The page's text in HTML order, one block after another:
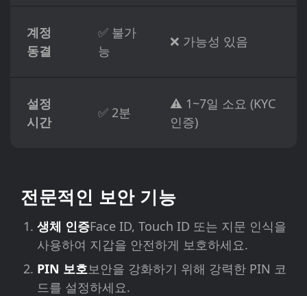
계정
동결
✅ 불가
능
❌ 가능성 있음
설정
시간
✅ 2분
⚠️ 1~7일 소요 (KYC
인증)
전문적인 보안 기능
생체 인증Face ID, Touch ID 또는 지문 인식을
사용하여 지갑을 안전하게 보호하세요.
PIN 보호보안을 강화하기 위해 강력한 PIN 코
드를 설정하세요.